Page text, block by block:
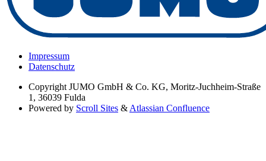
Impressum
Datenschutz
Copyright JUMO GmbH & Co. KG, Moritz-Juchheim-Straße
1, 36039 Fulda
Powered by Scroll Sites & Atlassian Confluence